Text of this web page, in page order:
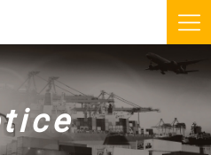
お知らせ
お問い合わせ